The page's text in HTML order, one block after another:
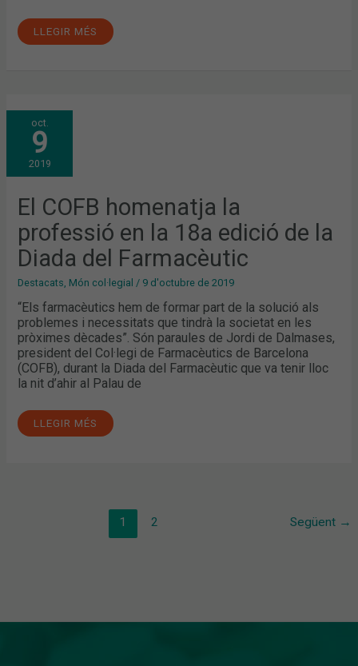
LLEGIR MÉS
oct.
9
2019
El COFB homenatja la
professió en la 18a edició de la
Diada del Farmacèutic
Destacats Món col·legial / 9 d'octubre de 2019
“Els farmacèutics hem de formar part de la solució als
problemes i necessitats que tindrà la societat en les
pròximes dècades”. Són paraules de Jordi de Dalmases,
president del Col·legi de Farmacèutics de Barcelona
(COFB), durant la Diada del Farmacèutic que va tenir lloc
la nit d’ahir al Palau de
EL
COFB
HOMENATJA
LA
PROFESSIÓ
EN
LA
EDICIÓ
DE
LA
DIADA
DEL
FARMACÈUTIC
LLEGIR MÉS
1 2 Següent →